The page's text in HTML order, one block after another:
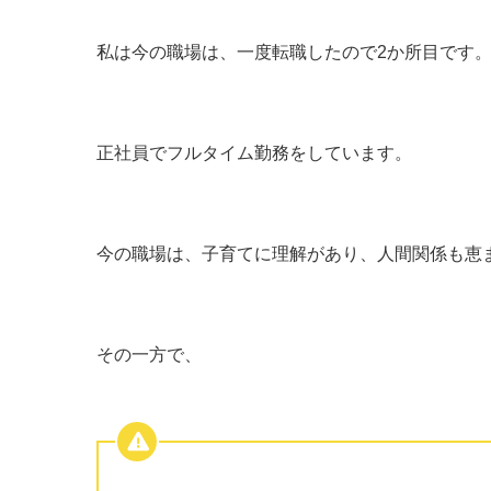
私は今の職場は、一度転職したので2か所目です。
正社員でフルタイム勤務をしています。
今の職場は、子育てに理解があり、人間関係も恵
その一方で、